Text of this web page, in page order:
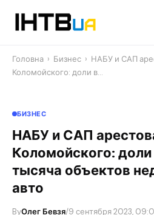
Головна › Бизнес › НАБУ и САП
Коломойского: доли в…
БИЗНЕС
НАБУ и САП
Коломойского:
тысяча объектов
авто
ByОлег Бевзя/9 сентября 2023,